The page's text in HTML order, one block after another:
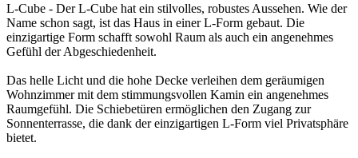
L-Cube - Der L-Cube hat ein stilvolles, robustes Aussehen. Wie der
Name schon sagt, ist das Haus in einer L-Form gebaut. Die
einzigartige Form schafft sowohl Raum als auch ein angenehmes
Gefühl der Abgeschiedenheit.
Das helle Licht und die hohe Decke verleihen dem geräumigen
Wohnzimmer mit dem stimmungsvollen Kamin ein angenehmes
Raumgefühl. Die Schiebetüren ermöglichen den Zugang zur
Sonnenterrasse, die dank der einzigartigen L-Form viel Privatsphäre
bietet.